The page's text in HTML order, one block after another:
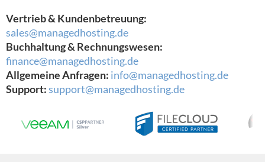
Vertrieb & Kundenbetreuung:
sales@managedhosting.de
Buchhaltung & Rechnungswesen:
finance@managedhosting.de
Allgemeine Anfragen: info@managedhosting.de
Support:support@managedhosting.de